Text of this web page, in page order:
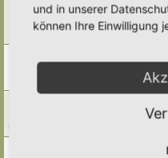
Mit Moosen mulchen....?
Letzter Beitrag vonAnn1981 «
tree12«
und in unserer
können Ihre Einwilligung